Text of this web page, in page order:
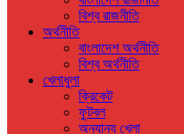
বিশ্ব রাজনীতি
অর্থনীতি
বাংলাদেশ অর্থনীতি
বিশ্ব অর্থনীতি
খেলাধুলা
ক্রিকেট
ফুটবল
অন্যান্য খেলা